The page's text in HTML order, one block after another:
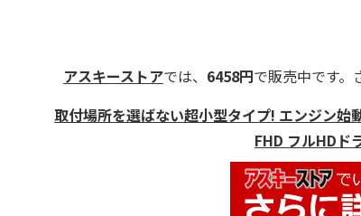
アスキーストアでは、 6458円で販売中です。
取付場所を選ばない超小型タイプ! エンジン
FHD フルHDド